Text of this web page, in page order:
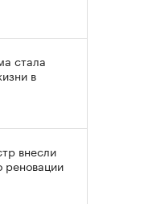
стала
в
внесли
реновации